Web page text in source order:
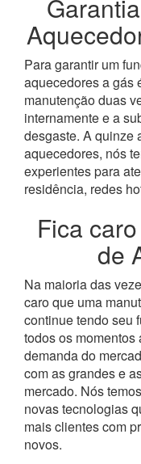
Para garantir um
aquecedores a gás
manutenção duas
internamente e a
desgaste. A quinze
aquecedores, nós
experientes para
residência, redes
Fica
de
Na maioria das
caro que uma
continue tendo seu
todos os
demanda do
com as grandes e
mercado. Nós
novas tecnologias
mais clientes com
novos.